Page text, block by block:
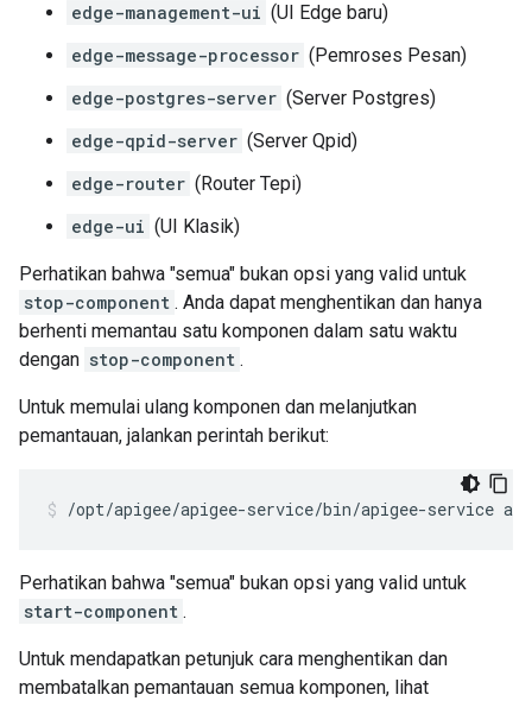
edge-management-ui (UI Edge baru)
edge-message-processor (Pemroses Pesan)
edge-postgres-server (Server Postgres)
edge-qpid-server (Server Qpid)
edge-router (Router Tepi)
edge-ui (UI Klasik)
Perhatikan bahwa "semua" bukan opsi yang valid untuk
stop-component . Anda dapat menghentikan dan hanya
berhenti memantau satu komponen dalam satu waktu
dengan stop-component .
Untuk memulai ulang komponen dan melanjutkan
pemantauan, jalankan perintah berikut:
/opt/apigee/apigee-service/bin/apigee-service
Perhatikan bahwa "semua" bukan opsi yang valid untuk
start-component .
Untuk mendapatkan petunjuk cara menghentikan dan
membatalkan pemantauan semua komponen, lihat